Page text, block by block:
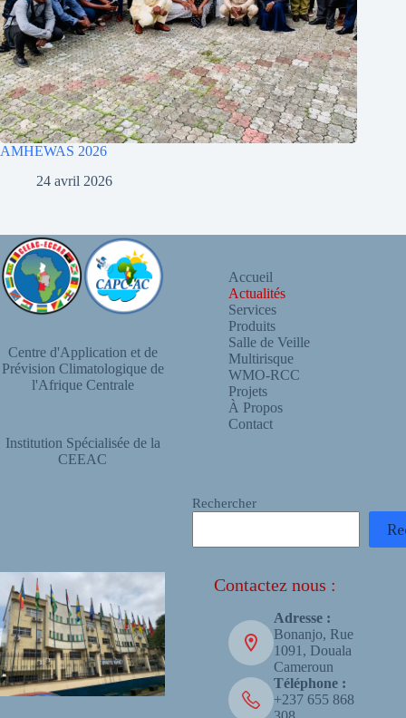
AMHEWAS 2026
24 avril 2026
Centre d'Application et de
Prévision Climatologique de
l'Afrique Centrale
Institution Spécialisée de la
CEEAC
Accueil
Actualités
Services
Produits
Salle de Veille
Multirisque
WMO-RCC
Projets
À Propos
Contact
Rechercher
Contactez nous :
Adresse :
Bonanjo, Rue
1091, Douala
Cameroun
Téléphone :
+237 655 868